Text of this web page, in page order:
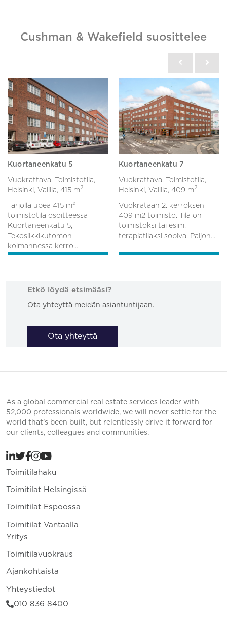
Cushman & Wakefield suosittelee
Kuortaneenkatu 5
Vuokrattava, Toimistotila,
Helsinki, Vallila, 415 m2
Tarjolla upea 415 m²
toimistotila osoitteessa
Kuortaneenkatu 5,
Tekosilkkikutomon
kolmannessa kerro...
Kuortaneenkatu 7
Vuokrattava, Toimistotila,
Helsinki, Vallila, 409 m2
Vuokrataan 2. kerroksen
409 m2 toimisto. Tila on
toimistoksi tai esim.
terapiatilaksi sopiva. Paljon...
Etkö löydä etsimääsi?
Ota yhteyttä meidän asiantuntijaan.
Ota yhteyttä
As a global commercial real estate services leader with
52,000 professionals worldwide, we will never settle for the
world that’s been built, but relentlessly drive it forward for
our clients, colleagues and communities.
Toimitilahaku
Toimitilat Helsingissä
Toimitilat Espoossa
Toimitilat Vantaalla
Yritys
Toimitilavuokraus
Ajankohtaista
Yhteystiedot
010 836 8400